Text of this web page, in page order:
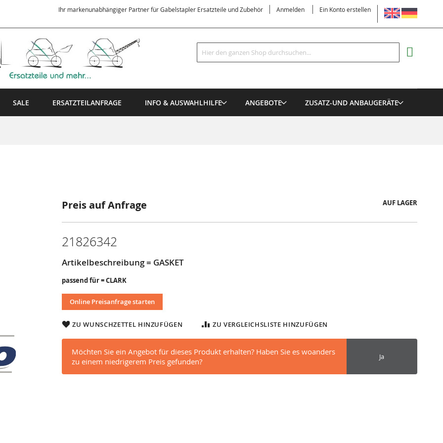
SPRACHE
Ihr markenunabhängiger Partner für Gabelstapler Ersatzteile und Zubehör Anmelden Ein Konto erstellen
Suche
Suche
SALE ERSATZTEILANFRAGE INFO & AUSWAHLHILFE ANGEBOTE ZUSATZ-UND ANBAUGERÄTE
Preis auf Anfrage AUF LAGER
21826342
Artikelbeschreibung = GASKET
passend für = CLARK
Online Preisanfrage starten
ZU WUNSCHZETTEL HINZUFÜGEN ZU VERGLEICHSLISTE HINZUFÜGEN
Möchten Sie ein Angebot für dieses Produkt erhalten? Haben Sie es woanders
zu einem niedrigerem Preis gefunden?
Ja